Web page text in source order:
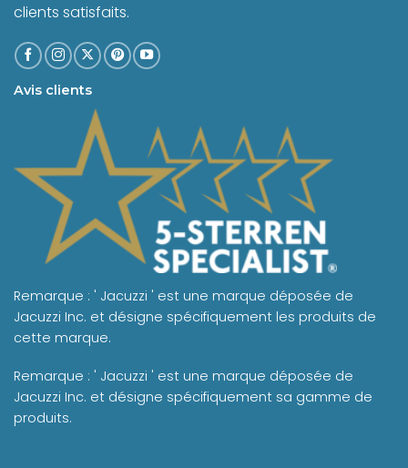
clients satisfaits.
Avis clients
Remarque : ' Jacuzzi ' est une marque déposée de
Jacuzzi Inc. et désigne spécifiquement les produits de
cette marque.
Remarque : ' Jacuzzi ' est une marque déposée de
Jacuzzi Inc. et désigne spécifiquement sa gamme de
produits.